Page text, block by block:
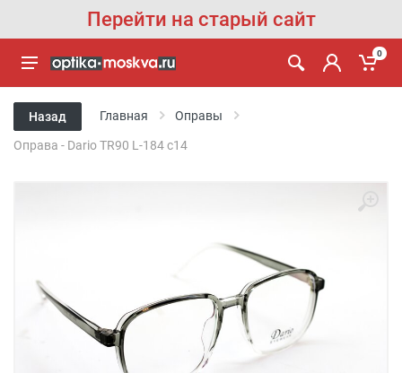
Перейти на старый сайт
0
Назад Главная Оправы
Оправа - Dario TR90 L-184 c14